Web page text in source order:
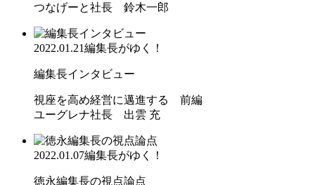
つなげーと社長 鈴木一郎
2022.01.21編集長がゆく！
編集長インタビュー
視座を高め経営に邁進する 前編
ユーグレナ社長 出雲 充
2022.01.07編集長がゆく！
徳永編集長の視点論点